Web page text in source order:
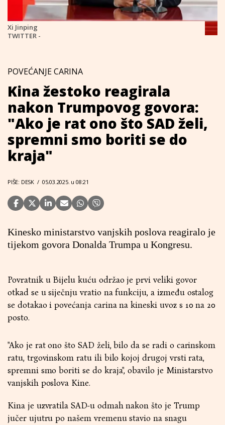
Xi Jinping
TWITTER -
POVEĆANJE CARINA
Kina žestoko reagirala
nakon Trumpovog govora:
"Ako je rat ono što SAD želi,
spremni smo boriti se do
kraja"
PIŠE: DESK / 05.03.2025. u 08:21
Kinesko ministarstvo vanjskih poslova reagiralo je
tijekom govora Donalda Trumpa u Kongresu.
Povratnik u Bijelu kuću održao je prvi veliki govor
otkad se u siječnju vratio na funkciju, a između ostalog
se dotakao i povećanja carina na kineski uvoz s 10 na 20
posto.
"Ako je rat ono što SAD želi, bilo da se radi o carinskom
ratu, trgovinskom ratu ili bilo kojoj drugoj vrsti rata,
spremni smo boriti se do kraja", obavilo je Ministarstvo
vanjskih poslova Kine.
Kina je uzvratila SAD-u odmah nakon što je Trump
jučer ujutru po našem vremenu stavio na snagu